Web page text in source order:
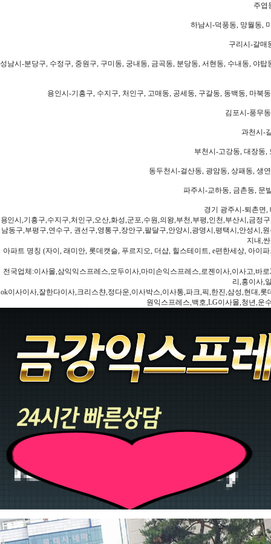
주엽
하남시-덕풍동, 망월동,
구리시-갈매
성남시-분당구, 수정구, 중원구, 구미동, 궁내동, 금곡동, 분당동, 서현동, 수내동, 야
용인시-기흥구, 수지구, 처인구, 고매동, 공세동, 구갈동, 동백동, 마북
김포시-풍무
과천시-
부천시-고강동, 대장동,
동두천시-걸산동, 광암동, 상패동, 생
파주시-교하동, 금촌동, 문
경기 광주시-퇴촌면,
용인시,기흥구,수지구,처인구,오산,화성,군포,수원,의왕,부천,부평,인천,부산시,금
남동구,부평구,연수구, 권선구,영통구,장안구,팔달구,안양시,광명시,평택시,안성시,
지내,
아파트 명칭 (자이, 래미안, 롯데캣슬, 푸르지오, 더샵, 힐스테이트, e편한세상, 아이
전국업체:이사몰,삼익익스프레스,모두이사,마미손익스프레스,로젠이사,이사고,바
리,홍이사,
ok이사이사,잘한다이사,크리스챤,정다운,이사박스,이사통,파크,픽,한진,삼성,현대,
원익스프레스,백호,LG이사몰,청년,운